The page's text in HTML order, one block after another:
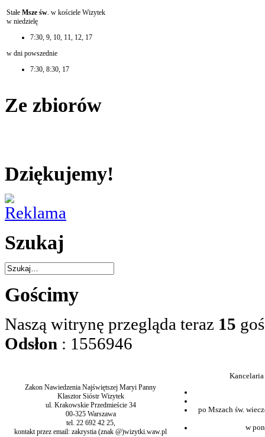
Stałe Msze św. w kościele Wizytek
w niedzielę
7:30, 9, 10, 11, 12, 17
w dni powszednie
7:30, 8:30, 17
Ze zbiorów
Dziękujemy!
Szukaj
Gościmy
Naszą witrynę przegląda teraz 15
Odsłon : 1556946
Zakon Nawiedzenia Najświętszej Maryi Panny
Klasztor Sióstr Wizytek
ul. Krakowskie Przedmieście 34
00-325 Warszawa
tel. 22 692 42 25,
kontakt przez email: zakrystia (znak @)wizytki.waw.pl
po Mszach św.
w